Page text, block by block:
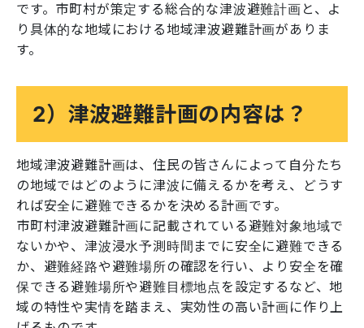
です。市町村が策定する総合的な津波避難計画と、よ
り具体的な地域における地域津波避難計画がありま
す。
2）津波避難計画の内容は？
地域津波避難計画は、住民の皆さんによって自分たち
の地域ではどのように津波に備えるかを考え、どうす
れば安全に避難できるかを決める計画です。
市町村津波避難計画に記載されている避難対象地域で
ないかや、津波浸水予測時間までに安全に避難できる
か、避難経路や避難場所の確認を行い、より安全を確
保できる避難場所や避難目標地点を設定するなど、地
域の特性や実情を踏まえ、実効性の高い計画に作り上